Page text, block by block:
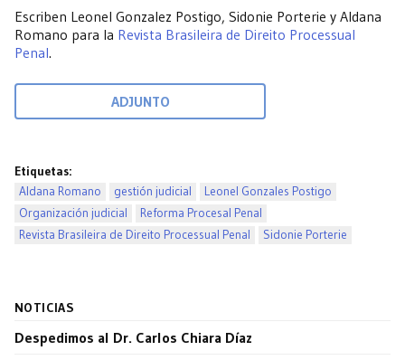
Escriben Leonel Gonzalez Postigo, Sidonie Porterie y Aldana
Romano para la Revista Brasileira de Direito Processual
Penal.
ADJUNTO
Etiquetas:
Aldana Romano
gestión judicial
Leonel Gonzales Postigo
Organización judicial
Reforma Procesal Penal
Revista Brasileira de Direito Processual Penal
Sidonie Porterie
NOTICIAS
Despedimos al Dr. Carlos Chiara Díaz